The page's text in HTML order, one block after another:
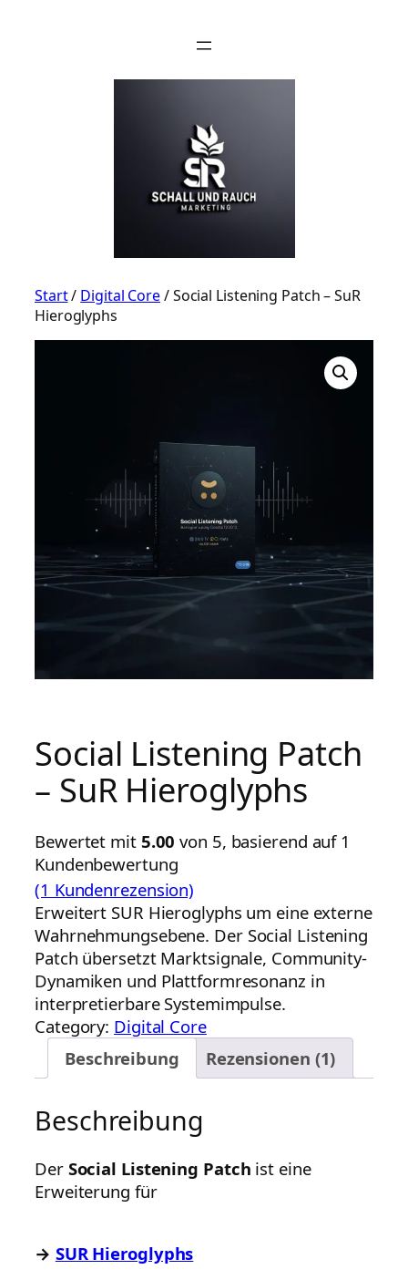
Start/ Digital Core/ Social Listening Patch – SuR
Hieroglyphs
Social Listening Patch
– SuR Hieroglyphs
Bewertet mit 5.00 von 5, basierend auf 1
Kundenbewertung
(1 Kundenrezension)
Erweitert SUR Hieroglyphs um eine externe
Wahrnehmungsebene. Der Social Listening
Patch übersetzt Marktsignale, Community-
Dynamiken und Plattformresonanz in
interpretierbare Systemimpulse.
Category: Digital Core
Beschreibung
Rezensionen (1)
Beschreibung
Der Social Listening Patch ist eine
Erweiterung für
→ SUR Hieroglyphs